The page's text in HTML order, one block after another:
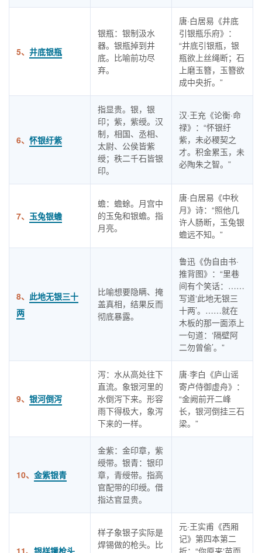
5、 井底银瓶
银瓶：银制汲水
器。银瓶掉到井
底。比喻前功尽
弃。
唐·白居易《井底
引银瓶乐府》：
“井底引银瓶，银
瓶欲上丝绳断；石
上磨玉簪，玉簪欲
成中央折。”
6、 怀银纡紫
指显贵。银，银
印；紫，紫绶。汉
制，相国、丞相、
太尉、公侯皆紫
绶；秩二千石皆银
印。
汉·王充《论衡·命
禄》：“怀银纡
紫，未必稷契之
才。积金累玉，未
必陶朱之智。”
7、 玉兔银蟾
蟾：蟾蜍。月宫中
的玉兔和银蟾。指
月亮。
唐·白居易《中秋
月》诗：“照他几
许人肠断，玉兔银
蟾远不知。”
8、 此地无银三十
两
比喻想要隐瞒、掩
盖真相，结果反而
彻底暴露。
鲁迅《伪自由书·
推背图》：“里巷
间有个笑话：……
写道‘此地无银三
十两’。……就在
木板的那一面添上
一句道：‘隔壁阿
二勿曾偷’。”
9、 银河倒泻
泻：水从高处往下
直流。象银河里的
水倒泻下来。形容
雨下得极大，象泻
下来的一样。
唐·李白《庐山谣
寄卢侍御虚舟》：
“金阙前开二峰
长，银河倒挂三石
梁。”
10、 金紫银青
金紫：金印章，紫
绶带。银青：银印
章，青绶带。指高
官配带的印绶。借
指达官显贵。
11、 银样镴枪头
样子象银子实际是
焊锡做的枪头。比
元·王实甫《西厢
记》第四本第二
折：“你原来‘苗而